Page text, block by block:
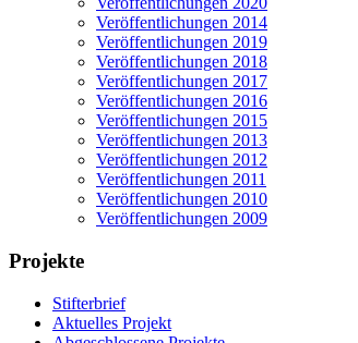
Veröffentlichungen 2014
Veröffentlichungen 2019
Veröffentlichungen 2018
Veröffentlichungen 2017
Veröffentlichungen 2016
Veröffentlichungen 2015
Veröffentlichungen 2013
Veröffentlichungen 2012
Veröffentlichungen 2011
Veröffentlichungen 2010
Veröffentlichungen 2009
Projekte
Stifterbrief
Aktuelles Projekt